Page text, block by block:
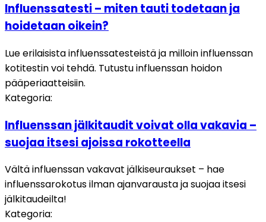
Influenssatesti – miten tauti todetaan ja
hoidetaan oikein?
Lue erilaisista influenssatesteistä ja milloin influenssan
kotitestin voi tehdä. Tutustu influenssan hoidon
pääperiaatteisiin.
Kategoria:
Influenssan jälkitaudit voivat olla vakavia –
suojaa itsesi ajoissa rokotteella
Vältä influenssan vakavat jälkiseuraukset – hae
influenssarokotus ilman ajanvarausta ja suojaa itsesi
jälkitaudeilta!
Kategoria: